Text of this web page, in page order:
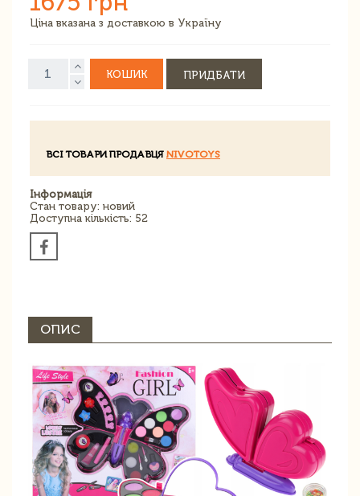
Ціна вказана з доставкою в Україну
КОШИК ПРИДБАТИ
ВСІ ТОВАРИ ПРОДАВЦЯ NIVOTOYS
Інформація
Стан товару: новий
Доступна кількість: 52
ОПИС